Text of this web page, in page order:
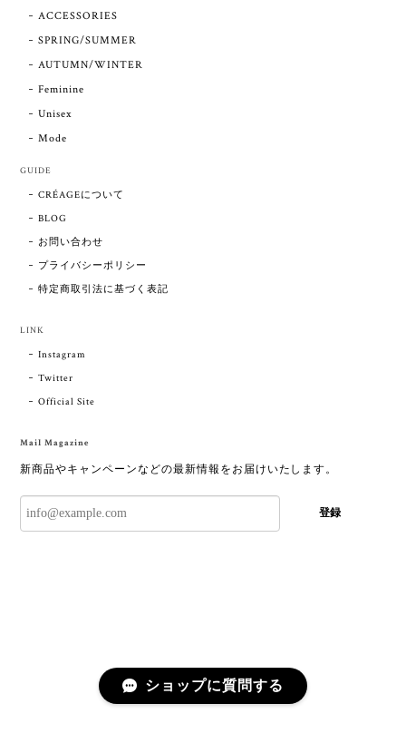
ACCESSORIES
SPRING/SUMMER
AUTUMN/WINTER
Feminine
Unisex
Mode
GUIDE
CRÉAGEについて
BLOG
お問い合わせ
プライバシーポリシー
特定商取引法に基づく表記
LINK
Instagram
Twitter
Official Site
Mail Magazine
新商品やキャンペーンなどの最新情報をお届けいたします。
登録
ショップに質問する